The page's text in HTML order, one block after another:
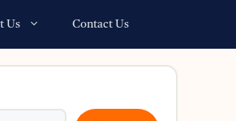
Us Contact Us